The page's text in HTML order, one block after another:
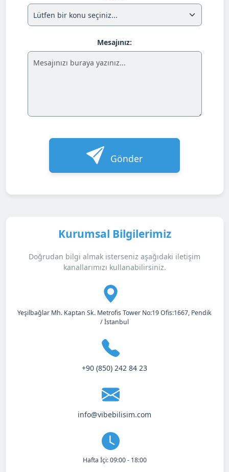
Mesajınız:
Gönder
Kurumsal Bilgilerimiz
Doğrudan bilgi almak isterseniz aşağıdaki iletişim
kanallarımızı kullanabilirsiniz.
Yeşilbağlar Mh. Kaptan Sk. Metrofis Tower No:19 Ofis:1667, Pendik
/ İstanbul
+90 (850) 242 84 23
info@vibebilisim.com
Hafta İçi: 09:00 - 18:00